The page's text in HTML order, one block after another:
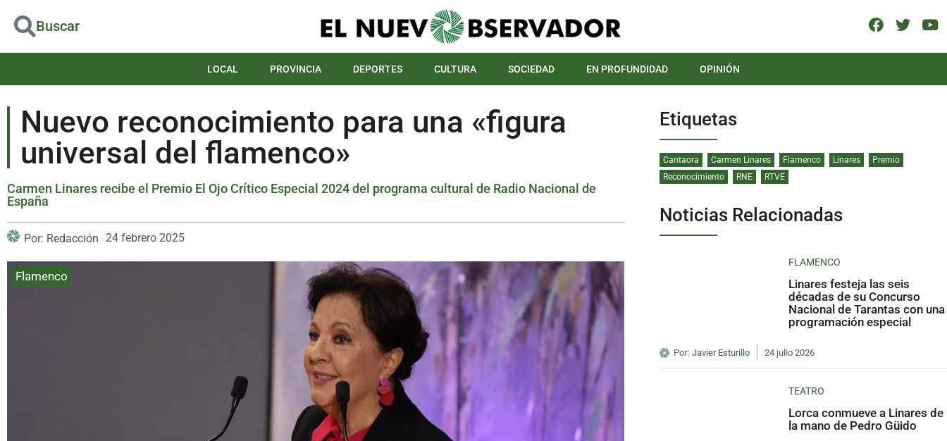
Buscar
LOCAL PROVINCIA DEPORTES CULTURA SOCIEDAD EN PROFUNDIDAD OPINIÓN
Nuevo reconocimiento para una «figura
universal del flamenco»
Carmen Linares recibe el Premio El Ojo Crítico Especial 2024 del programa cultural de Radio Nacional de
España
Por: Redacción 24 febrero 2025
Flamenco
Etiquetas
Cantaora Carmen Linares Flamenco Linares
Premio
Reconocimiento
RNE RTVE
Noticias Relacionadas
FLAMENCO
Linares festeja las seis
décadas de su Concurso
Nacional de Tarantas con una
programación especial
Por: Javier Esturillo 24 julio 2026
TEATRO
Lorca conmueve a Linares de
la mano de Pedro Güido